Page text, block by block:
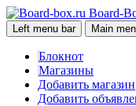
Board-
Left menu bar Main
Блокнот
Магазины
Добавить магазин
Добавить